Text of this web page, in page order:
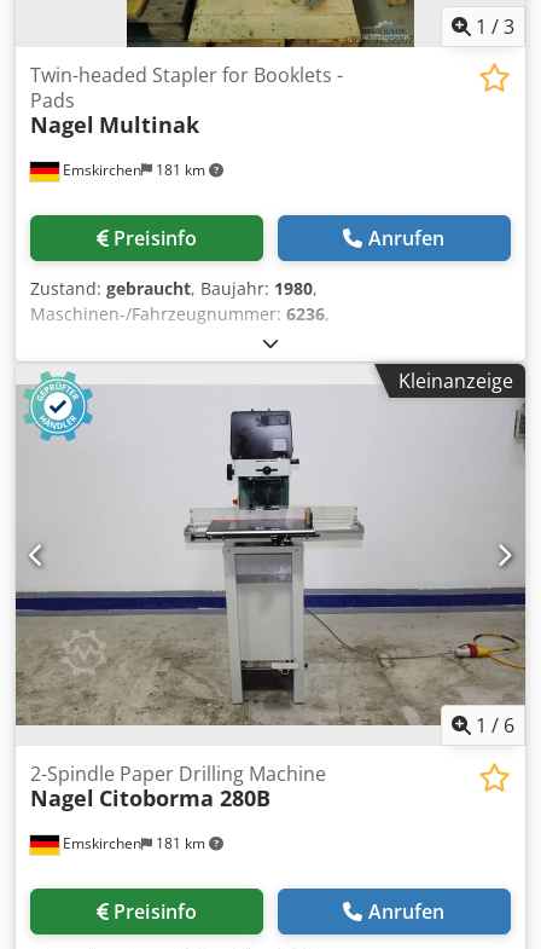
1 /3
Emskirchen 181 km
Twin-headed Stapler for Booklets -
Pads
Nagel Multinak
Preisinfo Anrufen
Zustand: gebraucht, Baujahr: 1980,
Maschinen-/Fahrzeugnummer: 6236,
Doppelkopfheftmaschine für Broschüren - Blocks - Twin-
headed Stapler for Booklets - Pads Nagel MultinakYear
1980 - Serial-No. 6236/1 Online-Video-Inspection by Skype-
Video We would be very pleased with your visit - more
machines on Stock Dkedpfx Aeh Axptsb Dsr Available
Immediately - Can be inspect On Stock Emskirchen /
Kleinanzeige
1 / 6
Emskirchen 181 km
2-Spindle Paper Drilling Machine
Nagel Citoborma 280B
Preisinfo Anrufen